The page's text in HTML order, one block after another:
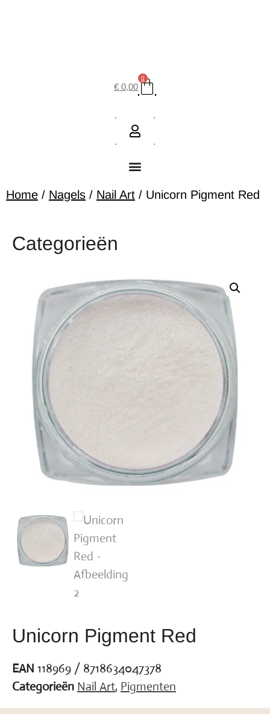
€ 0,00
0
Home / Nagels / Nail Art / Unicorn Pigment Red
Categorieën
Unicorn Pigment Red
EAN 118969 / 8718634047378
Categorieën Nail Art, Pigmenten